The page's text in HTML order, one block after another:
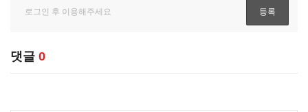
댓글 0